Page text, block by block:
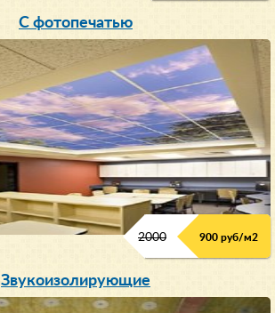
С фотопечатью
2000 900 руб/м2
Звукоизолирующие